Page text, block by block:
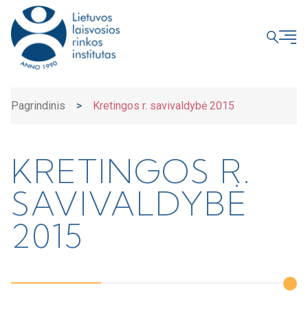
Pagrindinis > Kretingos r. savivaldybė 2015
KRETINGOS R.
SAVIVALDYBĖ
2015
UŽDARYTI